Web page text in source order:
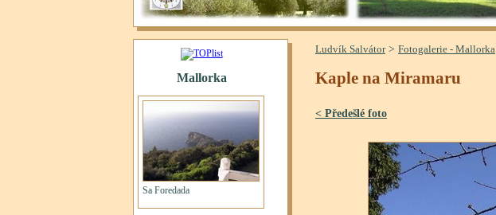
Ludvík Salvátor> Fotogalerie - Mallorka
Kaple na Miramaru
< Předešlé foto